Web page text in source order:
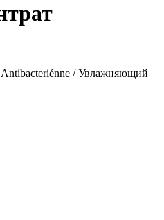
/ Увлажняющий